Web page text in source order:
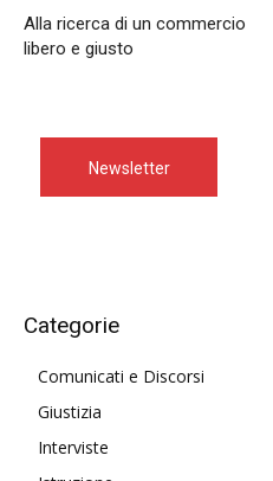
Alla ricerca di un commercio
libero e giusto
Newsletter
Categorie
Comunicati e Discorsi
Giustizia
Interviste